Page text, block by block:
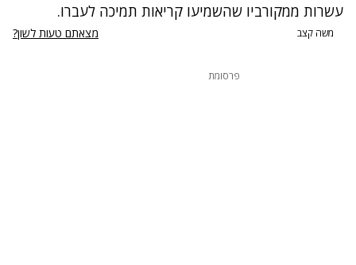
עשרות ממקורביו שהשמיעו קריאות תמיכה לעברו.
משה קצב מצאתם טעות לשון?
פרסומת